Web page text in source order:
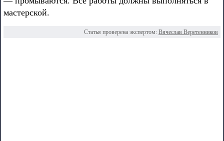
мастерской.
Статья проверена экспертом: Вячеслав Веретенников